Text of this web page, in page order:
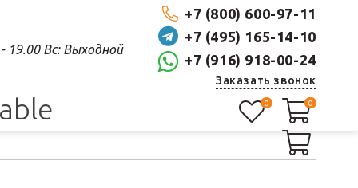
+7 (800) 600-97-11
+7 (495) 165-14-10
+7 (916) 918-00-24
Заказать звонок
19.00 Вс: Выходной
0 0
0